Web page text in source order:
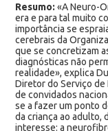
Resumo: «A Neuro-
era e para tal muito
importância se
cerebrais da
que se concretizam
diagnósticas não
realidade», explica
Diretor do Serviço de
de convidados
se a fazer um ponto
da criança ao adulto,
interesse: a